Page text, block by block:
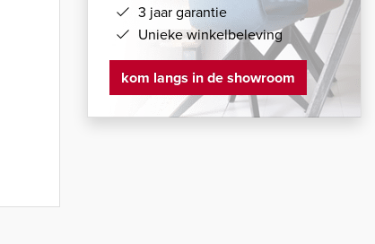
3 jaar garantie
Unieke winkelbeleving
kom langs in de showroom